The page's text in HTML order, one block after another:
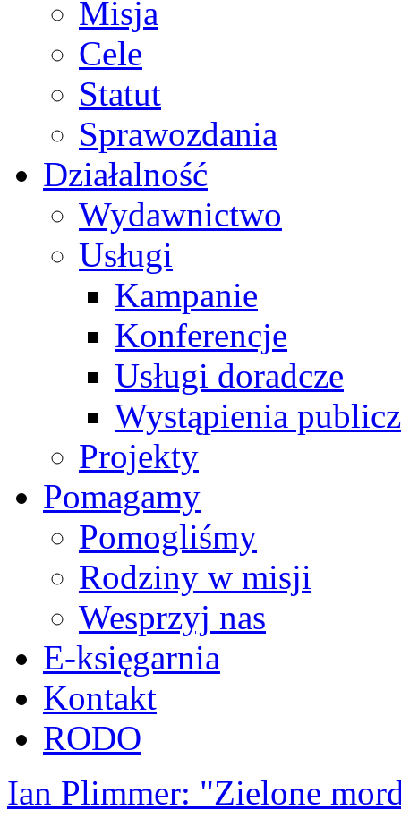
Misja
Cele
Statut
Sprawozdania
Działalność
Wydawnictwo
Usługi
Kampanie
Konferencje
Usługi doradcze
Wystąpienia
Projekty
Pomagamy
Pomogliśmy
Rodziny w misji
Wesprzyj nas
E-księgarnia
Kontakt
RODO
Ian Plimmer: "Zielone